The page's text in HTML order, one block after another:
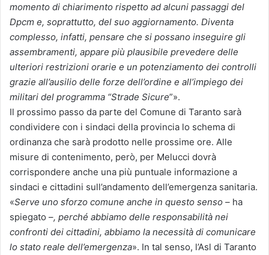
momento di chiarimento rispetto ad alcuni passaggi del
Dpcm e, soprattutto, del suo aggiornamento. Diventa
complesso, infatti, pensare che si possano inseguire gli
assembramenti, appare più plausibile prevedere delle
ulteriori restrizioni orarie e un potenziamento dei controlli
grazie all’ausilio delle forze dell’ordine e all’impiego dei
militari del programma “Strade Sicure”».
Il prossimo passo da parte del Comune di Taranto sarà
condividere con i sindaci della provincia lo schema di
ordinanza che sarà prodotto nelle prossime ore. Alle
misure di contenimento, però, per Melucci dovrà
corrispondere anche una più puntuale informazione a
sindaci e cittadini sull’andamento dell’emergenza sanitaria.
«Serve uno sforzo comune anche in questo senso – ha
spiegato –, perché abbiamo delle responsabilità nei
confronti dei cittadini, abbiamo la necessità di comunicare
lo stato reale dell’emergenza». In tal senso, l’Asl di Taranto